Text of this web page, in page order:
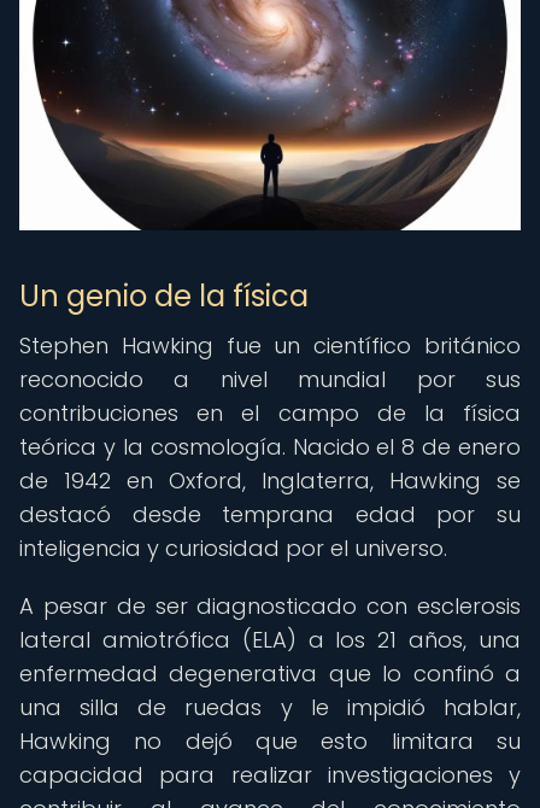
Un genio de la física
Stephen Hawking fue un científico británico
reconocido a nivel mundial por sus
contribuciones en el campo de la física
teórica y la cosmología. Nacido el 8 de enero
de 1942 en Oxford, Inglaterra, Hawking se
destacó desde temprana edad por su
inteligencia y curiosidad por el universo.
A pesar de ser diagnosticado con esclerosis
lateral amiotrófica (ELA) a los 21 años, una
enfermedad degenerativa que lo confinó a
una silla de ruedas y le impidió hablar,
Hawking no dejó que esto limitara su
capacidad para realizar investigaciones y